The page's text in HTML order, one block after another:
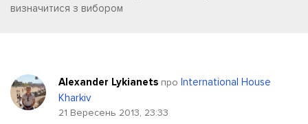
визначитися з вибором
Alexander Lykianets про International House
Kharkiv
21 Вересень 2013, 23:33